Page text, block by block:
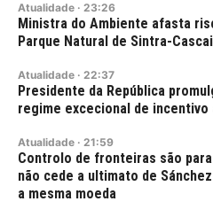
Atualidade · 23:26
Ministra do Ambiente afasta
Parque Natural de Sintra-
Atualidade · 22:37
Presidente da República
regime excecional de incentivo
Atualidade · 21:59
Controlo de fronteiras são
não cede a ultimato de
a mesma moeda